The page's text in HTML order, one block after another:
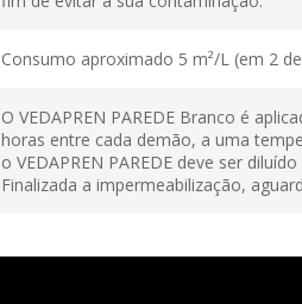
Consumo aproximado 5 m²/L (em 2
O VEDAPREN PAREDE Branco é
horas entre cada demão, a uma
o VEDAPREN PAREDE deve ser
Finalizada a impermeabilização,